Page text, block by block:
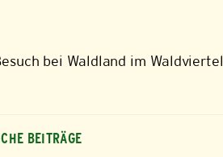
bei Waldland im Waldviertel
BEITRÄGE